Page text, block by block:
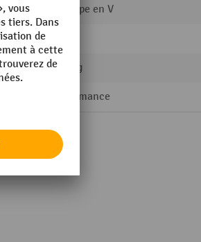
Découpe en V
32,5 kg
Performance